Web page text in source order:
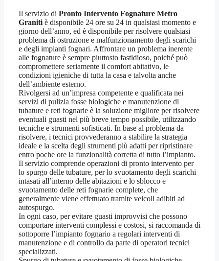
Il servizio di Pronto Intervento Fognature Metro
Granitiè disponibile 24 ore su 24 in qualsiasi momento e
giorno dell’anno, ed è disponibile per risolvere qualsiasi
problema di ostruzione e malfunzionamento degli scarichi
e degli impianti fognari. Affrontare un problema inerente
alle fognature è sempre piuttosto fastidioso, poiché può
compromettere seriamente il comfort abitativo, le
condizioni igieniche di tutta la casa e talvolta anche
dell’ambiente esterno.
Rivolgersi ad un’impresa competente e qualificata nei
servizi di pulizia fosse biologiche e manutenzione di
tubature e reti fognarie è la soluzione migliore per risolvere
eventuali guasti nel più breve tempo possibile, utilizzando
tecniche e strumenti sofisticati. In base al problema da
risolvere, i tecnici provvederanno a stabilire la strategia
ideale e la scelta degli strumenti più adatti per ripristinare
entro poche ore la funzionalità corretta di tutto l’impianto.
Il servizio comprende operazioni di pronto intervento per
lo spurgo delle tubature, per lo svuotamento degli scarichi
intasati all’interno delle abitazioni e lo sblocco e
svuotamento delle reti fognarie complete, che
generalmente viene effettuato tramite veicoli adibiti ad
autospurgo.
In ogni caso, per evitare guasti improvvisi che possono
comportare interventi complessi e costosi, si raccomanda di
sottoporre l’impianto fognario a regolari interventi di
manutenzione e di controllo da parte di operatori tecnici
specializzati.